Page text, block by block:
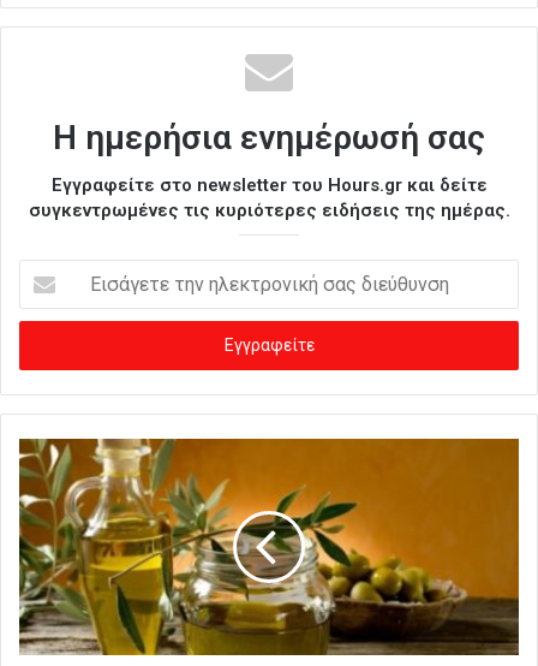
Η ημερήσια ενημέρωσή σας
Εγγραφείτε στο newsletter του Hours.gr και δείτε
συγκεντρωμένες τις κυριότερες ειδήσεις της ημέρας.
σ
γ
ε
ε
τ
η
ν
η
λ
ε
κ
τ